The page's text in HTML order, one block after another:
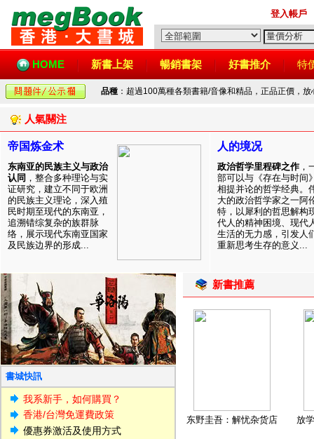
登入帳戶
HOME 新書上架 暢銷書架 好書推介 特
品種 ：超過100萬種各類書籍/音像和精品，正品正價，
人氣關注
帝国炼金术
东南亚的民族主义与政治
认同 ，整合多种理论与实
证研究，建立不同于欧洲
的民族主义理论，深入殖
民时期至现代的东南亚，
追溯错综复杂的族群脉
络，展示现代东南亚国家
及民族边界的形成...
人的境况
政治哲学里程碑之作 ，
部可以与《存在与时间
相提并论的哲学经典。
大的政治哲学家之一阿
特，以犀利的哲思解构
代人的精神困境、现代
生活的无力感，引发人
重新思考生存的意义...
書城快訊
我系新手，如何購買？
香港/台灣免運費政策
優惠券激活及使用方式
新書推薦
东野圭吾：解忧杂货店 放